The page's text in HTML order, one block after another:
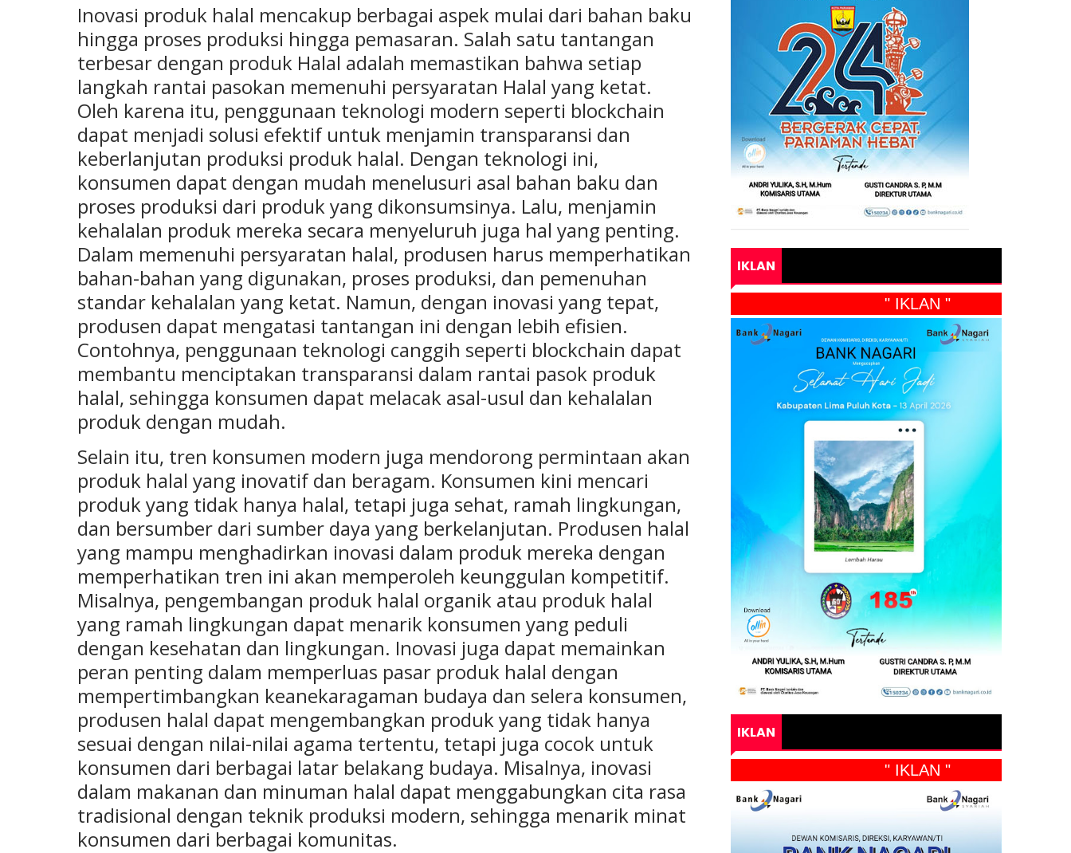
Inovasi produk halal mencakup berbagai aspek mulai dari bahan baku
hingga proses produksi hingga pemasaran. Salah satu tantangan
terbesar dengan produk Halal adalah memastikan bahwa setiap
langkah rantai pasokan memenuhi persyaratan Halal yang ketat.
Oleh karena itu, penggunaan teknologi modern seperti blockchain
dapat menjadi solusi efektif untuk menjamin transparansi dan
keberlanjutan produksi produk halal. Dengan teknologi ini,
konsumen dapat dengan mudah menelusuri asal bahan baku dan
proses produksi dari produk yang dikonsumsinya. Lalu, menjamin
kehalalan produk mereka secara menyeluruh juga hal yang penting.
Dalam memenuhi persyaratan halal, produsen harus memperhatikan
bahan-bahan yang digunakan, proses produksi, dan pemenuhan
standar kehalalan yang ketat. Namun, dengan inovasi yang tepat,
produsen dapat mengatasi tantangan ini dengan lebih efisien.
Contohnya, penggunaan teknologi canggih seperti blockchain dapat
membantu menciptakan transparansi dalam rantai pasok produk
halal, sehingga konsumen dapat melacak asal-usul dan kehalalan
produk dengan mudah.
Selain itu, tren konsumen modern juga mendorong permintaan akan
produk halal yang inovatif dan beragam. Konsumen kini mencari
produk yang tidak hanya halal, tetapi juga sehat, ramah lingkungan,
dan bersumber dari sumber daya yang berkelanjutan. Produsen halal
yang mampu menghadirkan inovasi dalam produk mereka dengan
memperhatikan tren ini akan memperoleh keunggulan kompetitif.
Misalnya, pengembangan produk halal organik atau produk halal
yang ramah lingkungan dapat menarik konsumen yang peduli
dengan kesehatan dan lingkungan. Inovasi juga dapat memainkan
peran penting dalam memperluas pasar produk halal dengan
mempertimbangkan keanekaragaman budaya dan selera konsumen,
produsen halal dapat mengembangkan produk yang tidak hanya
sesuai dengan nilai-nilai agama tertentu, tetapi juga cocok untuk
konsumen dari berbagai latar belakang budaya. Misalnya, inovasi
dalam makanan dan minuman halal dapat menggabungkan cita rasa
tradisional dengan teknik produksi modern, sehingga menarik minat
konsumen dari berbagai komunitas.
IKLAN
" IKLAN "
IKLAN
" IKLAN "